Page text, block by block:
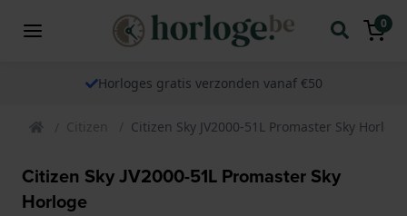
0
Horloges gratis verzonden vanaf €50
Citizen Citizen Sky JV2000-51L Promaster Sky Horloge
Citizen Sky JV2000-51L Promaster Sky
Horloge